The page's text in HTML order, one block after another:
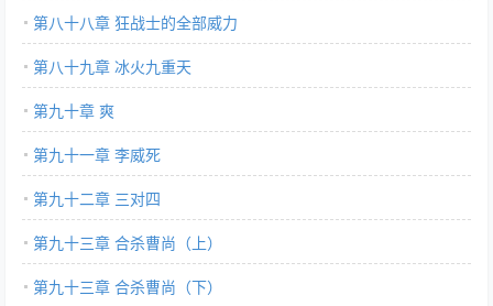
第八十八章 狂战士的全部威力
第八十九章 冰火九重天
第九十章 爽
第九十一章 李威死
第九十二章 三对四
第九十三章 合杀曹尚（上）
第九十三章 合杀曹尚（下）